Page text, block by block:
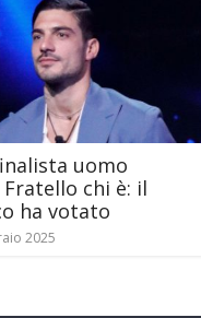
uomo
Fratello chi è: il
ha votato
2025